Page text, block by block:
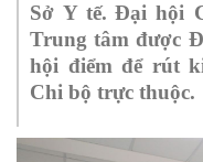
Sở Y tế. Đại hội
Trung tâm được
hội điểm để rút
Chi bộ trực thuộc.